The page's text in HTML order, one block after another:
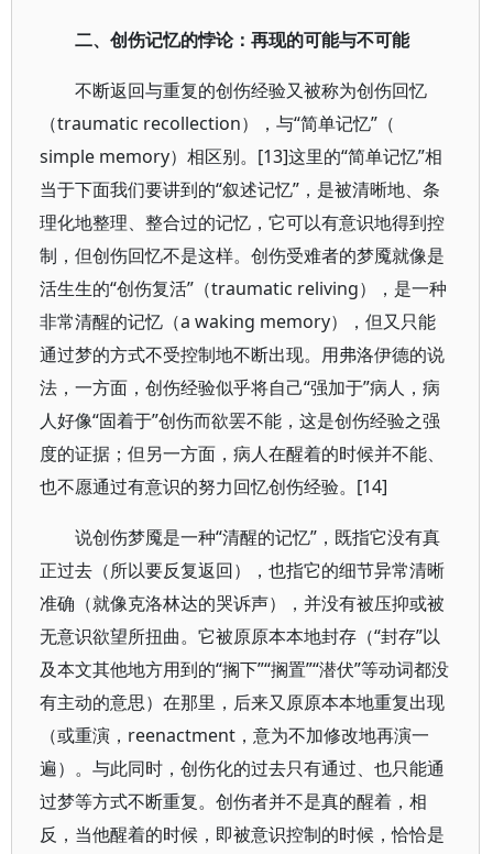
二、创伤记忆的悖论：再现的可能与不可能
不断返回与重复的创伤经验又被称为创伤回忆
（traumatic recollection），与“简单记忆”（
simple memory）相区别。[13]这里的“简单记忆”相
当于下面我们要讲到的“叙述记忆”，是被清晰地、条
理化地整理、整合过的记忆，它可以有意识地得到控
制，但创伤回忆不是这样。创伤受难者的梦魇就像是
活生生的“创伤复活”（traumatic reliving），是一种
非常清醒的记忆（a waking memory），但又只能
通过梦的方式不受控制地不断出现。用弗洛伊德的说
法，一方面，创伤经验似乎将自己“强加于”病人，病
人好像“固着于”创伤而欲罢不能，这是创伤经验之强
度的证据；但另一方面，病人在醒着的时候并不能、
也不愿通过有意识的努力回忆创伤经验。[14]
说创伤梦魇是一种“清醒的记忆”，既指它没有真
正过去（所以要反复返回），也指它的细节异常清晰
准确（就像克洛林达的哭诉声），并没有被压抑或被
无意识欲望所扭曲。它被原原本本地封存（“封存”以
及本文其他地方用到的“搁下”“搁置”“潜伏”等动词都没
有主动的意思）在那里，后来又原原本本地重复出现
（或重演，reenactment，意为不加修改地再演一
遍）。与此同时，创伤化的过去只有通过、也只能通
过梦等方式不断重复。创伤者并不是真的醒着，相
反，当他醒着的时候，即被意识控制的时候，恰恰是